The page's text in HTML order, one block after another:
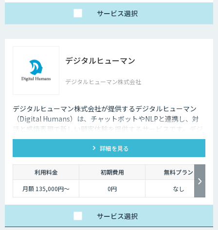
サービス選択
デジタルヒューマン
デジタルヒューマン株式会社
デジタルヒューマン株式会社が提供するデジタルヒューマン
（Digital Humans）は、チャットボットやNLPと連携し、対
話と感情表現で新しい顧客体験を提供するサービスです。デジ
タル従業員として、直感的で、インパクトがあり、競争力があ
るサービス創造と顧客体験が提供できます。
詳細を見る
利用料金 初期費用
無料プラン
月額 135,000円〜
0円 なし
サービス選択